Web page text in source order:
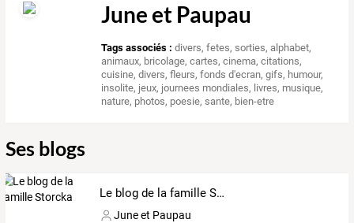
June et Paupau
Tags associés : divers,fetes,sorties,alphabet,
animaux, bricolage,cartes,cinema,citations,
cuisine,divers,fleurs,fonds d'ecran,gifs, humour,
insolite, jeux, journees mondiales, livres, musique,
nature, photos, poesie,sante, bien-etre
Ses blogs
Le blog de la famille Storcka
June et Paupau